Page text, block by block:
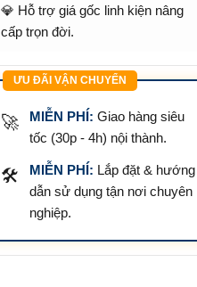
💎 Hỗ trợ giá gốc linh kiện nâng
cấp trọn đời.
ƯU ĐÃI VẬN CHUYỂN
🚀 MIỄN PHÍ: Giao hàng siêu
tốc (30p - 4h) nội thành.
🛠️ MIỄN PHÍ: Lắp đặt & hướng
dẫn sử dụng tận nơi chuyên
nghiệp.